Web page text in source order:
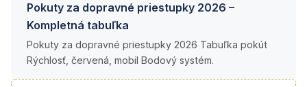
Pokuty za dopravné priestupky 2026 –
Kompletná tabuľka
Pokuty za dopravné priestupky 2026 Tabuľka pokút
Rýchlosť, červená, mobil Bodový systém.